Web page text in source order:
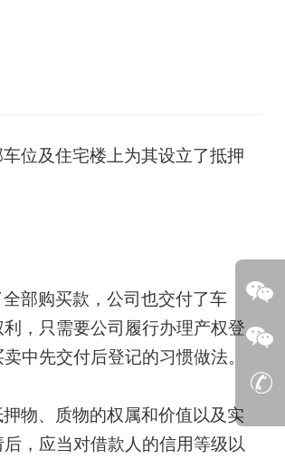
位及住宅楼上为其设立了抵押
部购买款，公司也交付了车
，只需要公司履行办理产权登
中先交付后登记的习惯做法。
物、质物的权属和价值以及实
，应当对借款人的信用等级以